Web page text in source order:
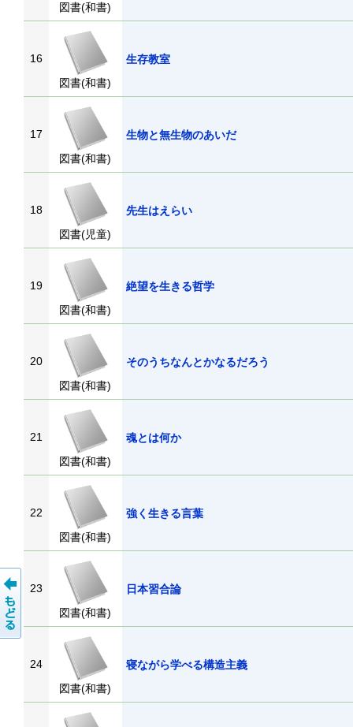
図書(和書)
16
図書(和書)
生存教室
17
図書(和書)
生物と無生物のあいだ
18
図書(児童)
先生はえらい
19
図書(和書)
絶望を生きる哲学
20
図書(和書)
そのうちなんとかなるだろう
21
図書(和書)
魂とは何か
22
図書(和書)
強く生きる言葉
23
図書(和書)
日本習合論
24
図書(和書)
寝ながら学べる構造主義